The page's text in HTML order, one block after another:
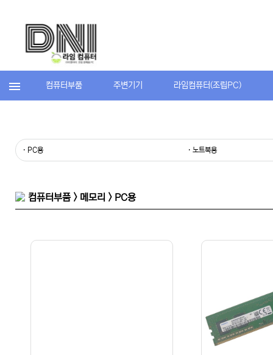
컴퓨터부품 주변기기 라임컴퓨터(조립PC)
· PC용 · 노트북용
컴퓨터부품 > 메모리 > PC용